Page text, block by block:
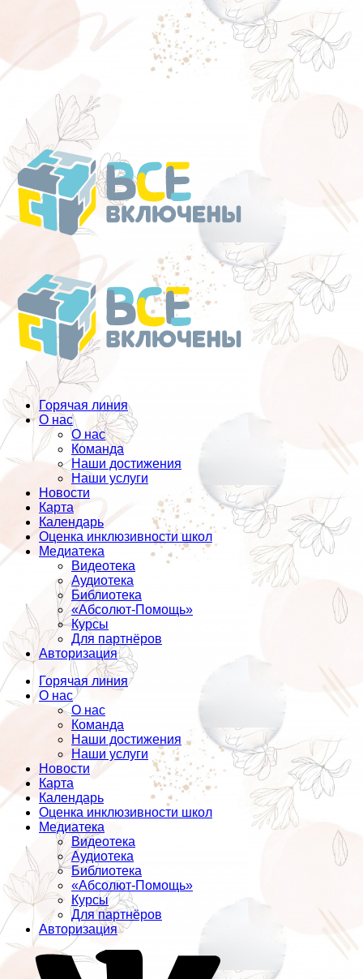
Перейти
к
содержанию
Горячая линия
О нас
О нас
Команда
Наши достижения
Наши услуги
Новости
Карта
Календарь
Оценка инклюзивности школ
Медиатека
Видеотека
Аудиотека
Библиотека
«Абсолют-Помощь»
Курсы
Для партнёров
Авторизация
Горячая линия
О нас
О нас
Команда
Наши достижения
Наши услуги
Новости
Карта
Календарь
Оценка инклюзивности школ
Медиатека
Видеотека
Аудиотека
Библиотека
«Абсолют-Помощь»
Курсы
Для партнёров
Авторизация